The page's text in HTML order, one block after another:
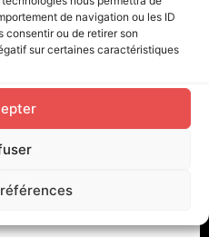
de navigation ou les ID
consentir ou de retirer son
sur certaines caractéristiques
détachées
nous vous
que ce soit à l’achat
détachées
mécaniciens sont la